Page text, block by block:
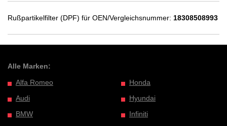
Rußpartikelfilter (DPF) für OEN/Vergleichsnummer: 18308508993
Alle Marken:
Alfa Romeo
Audi
BMW
Honda
Hyundai
Infiniti